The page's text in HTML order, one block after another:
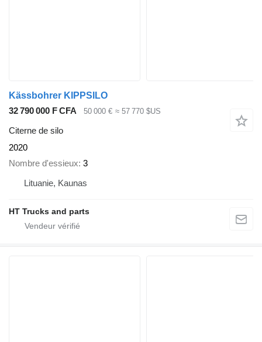
Kässbohrer KIPPSILO
32 790 000 F CFA
50 000 € ≈ 57 770 $US
Citerne de silo
2020
Nombre d'essieux 3
Lituanie, Kaunas
HT Trucks and parts